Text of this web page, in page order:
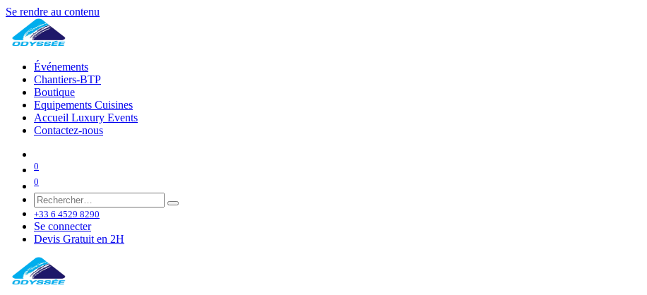
Se rendre au contenu
Événements
Chantiers-BTP
Boutique
Equipements Cuisines
Accueil Luxury Events
Contactez-nous
0
0
+33 6 4529 8290
Se connecter
Devis Gratuit en 2H